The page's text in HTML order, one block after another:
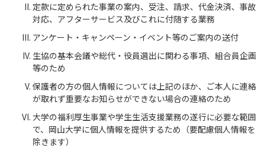
定款に定められた事業の案内、受注、請求、代金決済、事故
対応、アフターサービス及びこれに付随する業務
アンケート・キャンペーン・イベント等のご案内の送付
生協の基本会議や総代・役員選出に関わる事項、組合員企画
等のため
保護者の方の個人情報については上記のほか、ご本人に連絡
が取れず重要なお知らせができない場合の連絡のため
大学の福利厚生事業や学生生活支援業務の遂行に必要な範囲
で、岡山大学に個人情報を提供するため（要配慮個人情報を
除きます）